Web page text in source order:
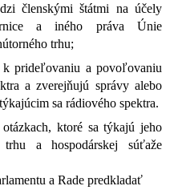
členskými štátmi na účely
a iného práva Únie
trhu;
prideľovaniu a povoľovaniu
a zverejňujú správy alebo
sa rádiového spektra.
ktoré sa týkajú jeho
a hospodárskej súťaže
a Rade predkladať